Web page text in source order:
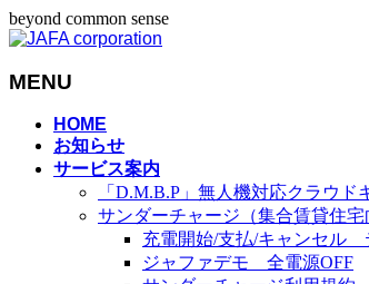
beyond common sense
MENU
HOME
お知らせ
サービス案内
「D.M.B.P」無人機対応クラウ
サンダーチャージ（集合賃貸住
充電開始/支払/キャンセル
ジャファデモ 全電源OFF